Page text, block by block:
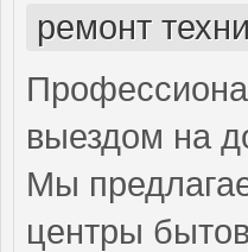
ремонт
выездом на
Мы
центры